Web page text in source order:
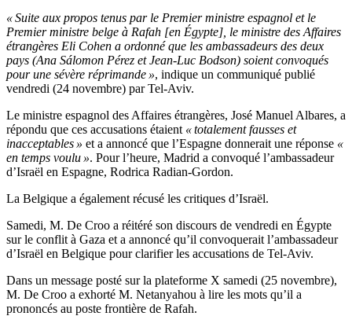
« Suite aux propos tenus par le Premier ministre espagnol et le
Premier ministre belge à Rafah [en Égypte], le ministre des Affaires
étrangères Eli Cohen a ordonné que les ambassadeurs des deux
pays (Ana Sálomon Pérez et Jean-Luc Bodson) soient convoqués
pour une sévère réprimande », indique un communiqué publié
vendredi (24 novembre) par Tel-Aviv.
Le ministre espagnol des Affaires étrangères, José Manuel Albares, a
répondu que ces accusations étaient « totalement fausses et
inacceptables » et a annoncé que l’Espagne donnerait une réponse «
en temps voulu ». Pour l’heure, Madrid a convoqué l’ambassadeur
d’Israël en Espagne, Rodrica Radian-Gordon.
La Belgique a également récusé les critiques d’Israël.
Samedi, M. De Croo a réitéré son discours de vendredi en Égypte
sur le conflit à Gaza et a annoncé qu’il convoquerait l’ambassadeur
d’Israël en Belgique pour clarifier les accusations de Tel-Aviv.
Dans un message posté sur la plateforme X samedi (25 novembre),
M. De Croo a exhorté M. Netanyahou à lire les mots qu’il a
prononcés au poste frontière de Rafah.